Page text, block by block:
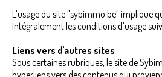
L'usage du site "sybimmo.be" implique
intégralement les conditions d'usage
Liens vers d'autres sites
Sous certaines rubriques, le site de
hyperliens vers des contenus qui